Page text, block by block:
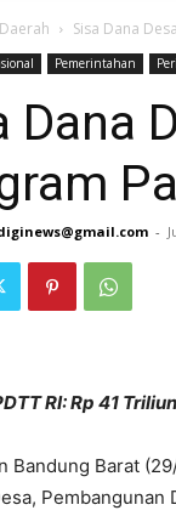
Daerah Sisa Dana
Pemerintahan
Dana
-
RI: Rp 41
Bandung Barat
Pembangunan